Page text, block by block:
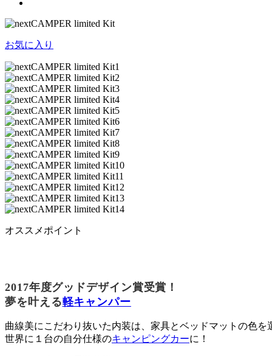
お気に入り
オススメポイント
2017年度グッドデザイン賞受賞！
夢を叶える軽キャンパー
曲線美にこだわり抜いた内装は、家具とベッドマットの色を
世界に１台の自分仕様のキャンピングカーに！